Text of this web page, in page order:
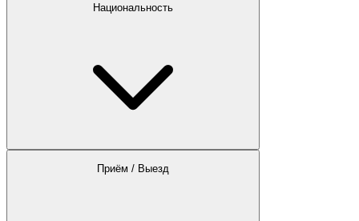
Национальность
Приём / Выезд